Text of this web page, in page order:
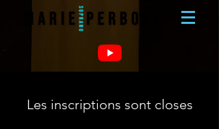
Les inscriptions sont closes